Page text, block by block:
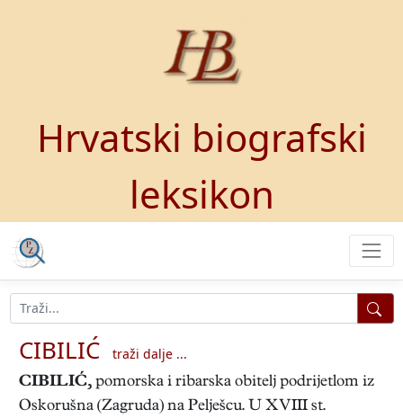
Hrvatski biografski
leksikon
CIBILIĆ
traži dalje ...
CIBILIĆ, pomorska i ribarska obitelj podrijetlom iz
Oskorušna (Zagruda) na Pelješcu. U XVIII st.